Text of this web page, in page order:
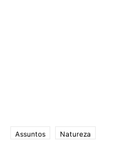
Assuntos Natureza